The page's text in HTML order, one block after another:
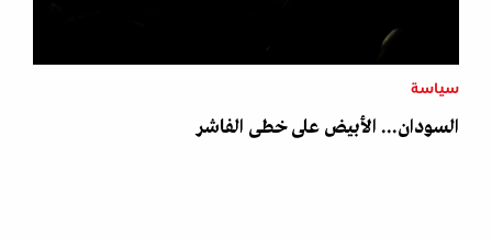
سياسة
السودان... الأبيض على خطى الفاشر